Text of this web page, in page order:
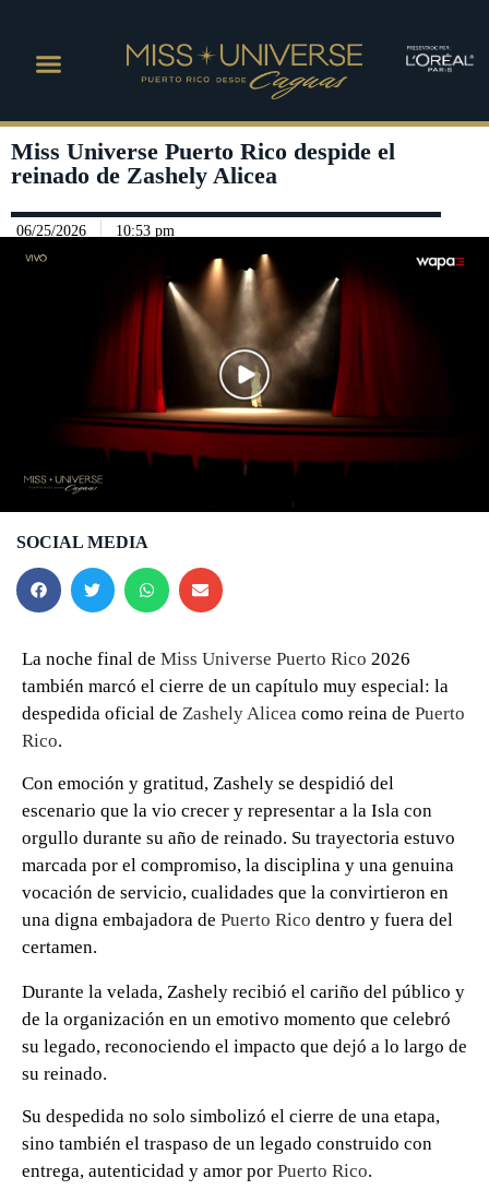
Miss Universe Puerto Rico despide el
reinado de Zashely Alicea
06/25/2026 10:53 pm
Play Video
SOCIAL MEDIA
La noche final de Miss Universe Puerto Rico 2026
también marcó el cierre de un capítulo muy especial: la
despedida oficial de Zashely Alicea como reina de Puerto
Rico.
Con emoción y gratitud, Zashely se despidió del
escenario que la vio crecer y representar a la Isla con
orgullo durante su año de reinado. Su trayectoria estuvo
marcada por el compromiso, la disciplina y una genuina
vocación de servicio, cualidades que la convirtieron en
una digna embajadora de Puerto Rico dentro y fuera del
certamen.
Durante la velada, Zashely recibió el cariño del público y
de la organización en un emotivo momento que celebró
su legado, reconociendo el impacto que dejó a lo largo de
su reinado.
Su despedida no solo simbolizó el cierre de una etapa,
sino también el traspaso de un legado construido con
entrega, autenticidad y amor por Puerto Rico.